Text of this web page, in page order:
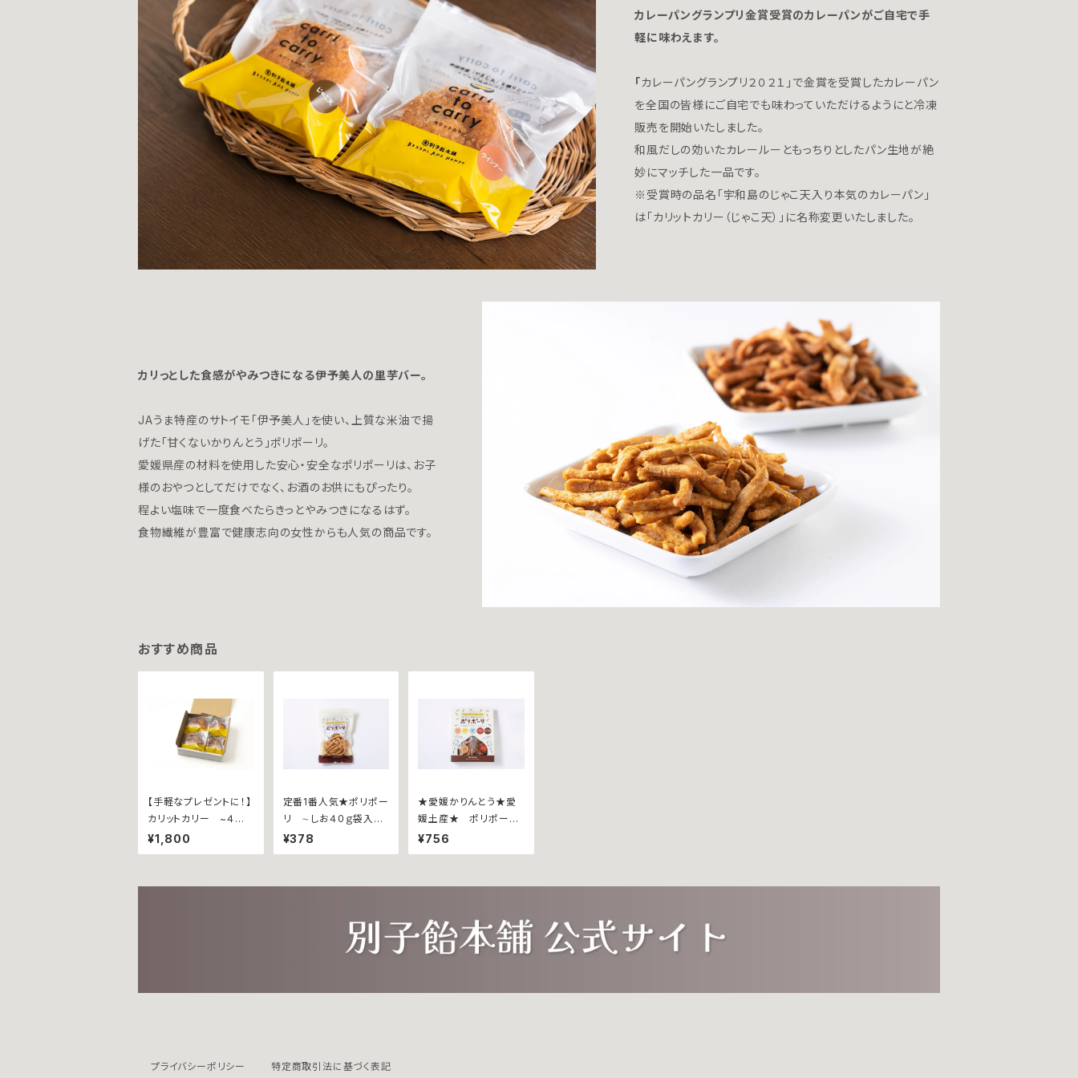
カレーパングランプリ金賞受賞のカレーパンがご自宅で手
軽に味わえます。
「カレーパングランプリ２０２１」で金賞を受賞したカレーパン
を全国の皆様にご自宅でも味わっていただけるようにと冷凍
販売を開始いたしました。
和風だしの効いたカレールーともっちりとしたパン生地が絶
妙にマッチした一品です。
※受賞時の品名「宇和島のじゃこ天入り本気のカレーパン」
は「カリットカリー（じゃこ天）」に名称変更いたしました。
カリっとした食感がやみつきになる伊予美人の里芋バー。
JAうま特産のサトイモ「伊予美人」を使い、上質な米油で揚
げた「甘くないかりんとう」ポリポーリ。
愛媛県産の材料を使用した安心・安全なポリポーリは、お子
様のおやつとしてだけでなく、お酒のお供にもぴったり。
程よい塩味で一度食べたらきっとやみつきになるはず。
食物繊維が豊富で健康志向の女性からも人気の商品です。
おすすめ商品
【手軽なプレゼントに！】
カリットカリー ~４個
詰合せ~ 【ウインナーｘ
１個、瀬戸内レモン香る
１個、甘とろ豚ｘ１個】
¥1,800
定番1番人気★ポリポー
リ ∼しお４０ｇ袋入∼
¥378
★愛媛かりんとう★愛
媛土産★ ポリポーリ
~バラエティパック８５ｇ
~
¥756
プライバシーポリシー 特定商取引法に基づく表記